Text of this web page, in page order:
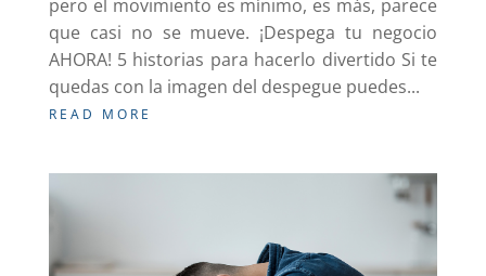
pero el movimiento es mínimo, es más, parece
que casi no se mueve. ¡Despega tu negocio
AHORA! 5 historias para hacerlo divertido Si te
quedas con la imagen del despegue puedes...
READ MORE